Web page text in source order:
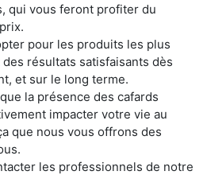
qui vous feront profiter du
pour les produits les plus
résultats satisfaisants dès
et sur le long terme.
la présence des cafards
impacter votre vie au
que nous vous offrons des
les professionnels de notre